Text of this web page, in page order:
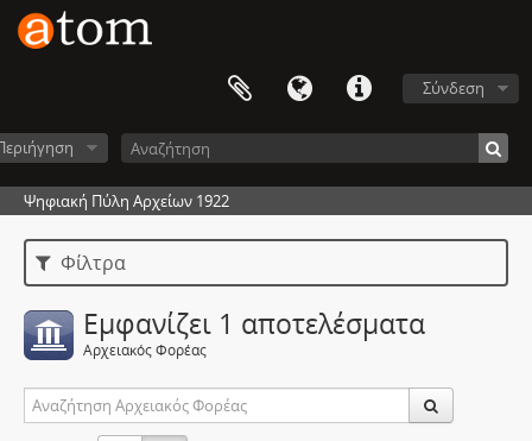
Σύνδεση
Ψηφιακή Πύλη Αρχείων 1922
Φίλτρα
Εμφανίζει 1 αποτελέσματα
Αρχειακός Φορέας